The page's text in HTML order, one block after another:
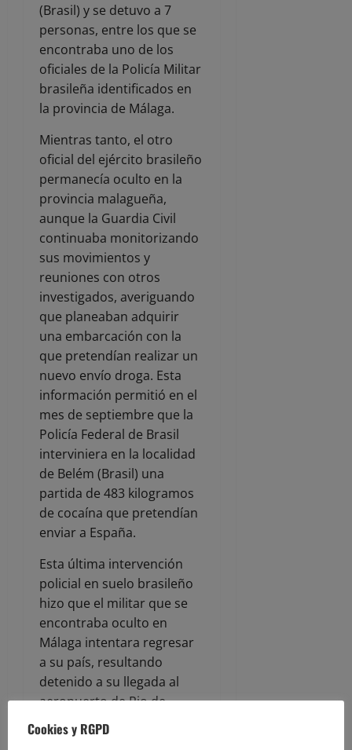
(Brasil) y se detuvo a 7
personas, entre los que se
encontraba uno de los
oficiales de la Policía Militar
brasileña identificados en
la provincia de Málaga.
Mientras tanto, el otro
oficial del ejército brasileño
permanecía oculto en la
provincia malagueña,
aunque la Guardia Civil
continuaba monitorizando
sus movimientos y
reuniones con otros
investigados, averiguando
que planeaban adquirir
una embarcación con la
que pretendían realizar un
nuevo envío droga. Esta
información permitió en el
mes de septiembre que la
Policía Federal de Brasil
interviniera en la localidad
de Belém (Brasil) una
partida de 483 kilogramos
de cocaína que pretendían
enviar a España.
Esta última intervención
policial en suelo brasileño
hizo que el militar que se
encontraba oculto en
Málaga intentara regresar
a su país, resultando
detenido a su llegada al
aeropuerto de Rio de
Janeiro (Brasil) gracias a la
información aportada por
Cookies y RGPD